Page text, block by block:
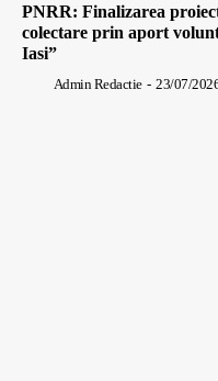
PNRR: Finalizarea
colectare prin aport
Iasi”
Admin Redactie - 23/07/